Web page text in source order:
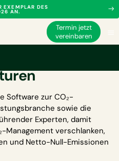
EXEMPLAR DES
AN.
Termin jetzt
vereinbaren
Software zur CO₂-
sowie die
Experten, damit
Management verschlanken,
und Netto-Null-Emissionen